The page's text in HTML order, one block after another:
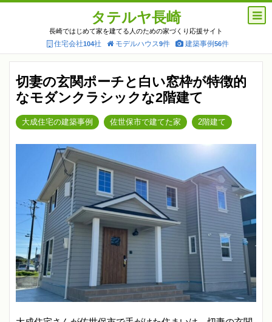
タテルヤ長崎
長崎ではじめて家を建てる人のための家づくり応援サイト
住宅会社104社 モデルハウス9件 建築事例56件
切妻の玄関ポーチと白い窓枠が特徴的
なモダンクラシックな2階建て
大成住宅の建築事例 佐世保市で建てた家 2階建て